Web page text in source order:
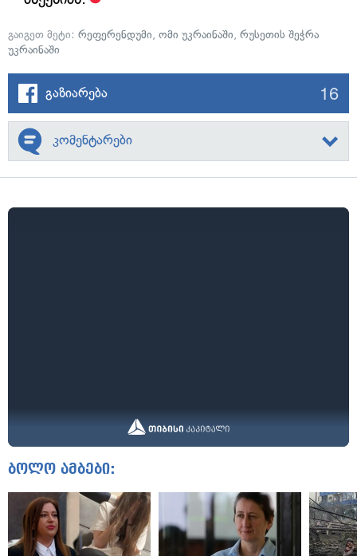
გაიგეთ მეტი: რეფერენდუმი, ომი უკრაინაში, რუსეთის შეჭრა
უკრაინაში
გაზიარება 16
კომენტარები
ბოლო ამბები: